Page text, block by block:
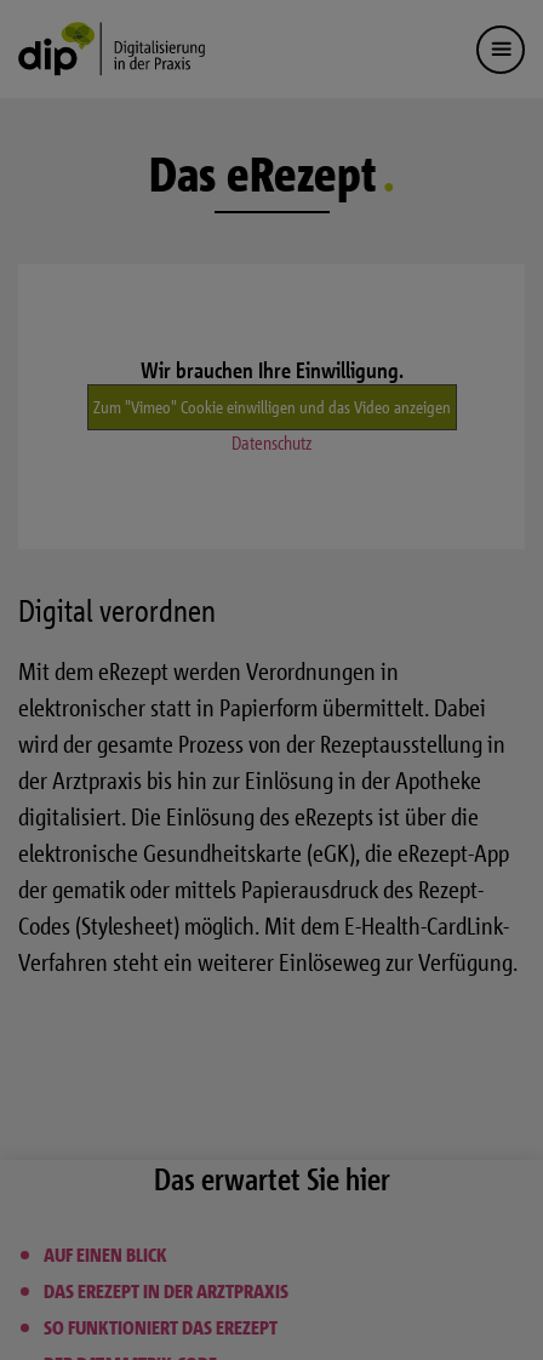
Das eRezept
Wir brauchen Ihre Einwilligung.
Zum "Vimeo" Cookie einwilligen und das Video anzeigen
Datenschutz
Digital verordnen
Mit dem eRezept werden Verordnungen in
elektronischer statt in Papierform übermittelt. Dabei
wird der gesamte Prozess von der Rezeptausstellung in
der Arztpraxis bis hin zur Einlösung in der Apotheke
digitalisiert. Die Einlösung des eRezepts ist über die
elektronische Gesundheitskarte (eGK), die eRezept-App
der gematik oder mittels Papierausdruck des Rezept-
Codes (Stylesheet) möglich. Mit dem E-Health-CardLink-
Verfahren steht ein weiterer Einlöseweg zur Verfügung.
Das erwartet Sie hier
AUF EINEN BLICK
DAS EREZEPT IN DER ARZTPRAXIS
SO FUNKTIONIERT DAS EREZEPT